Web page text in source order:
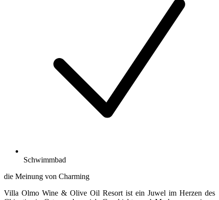
Schwimmbad
die Meinung von Charming
Villa Olmo Wine & Olive Oil Resort ist ein Juwel im Herzen des